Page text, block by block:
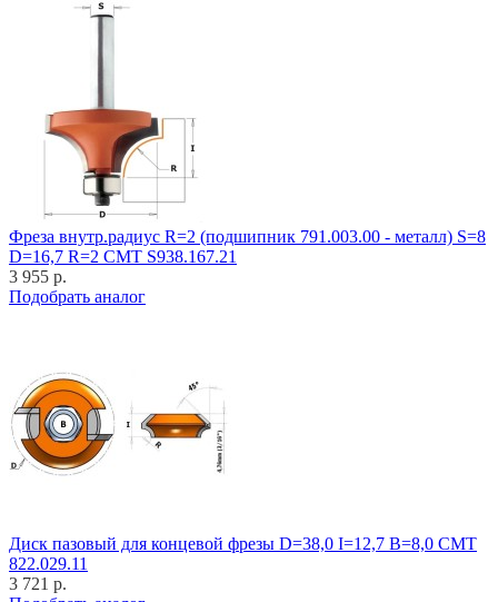
Фреза внутр.радиус R=2 (подшипник 791.003.00 - металл) S=8
D=16,7 R=2 CMT S938.167.21
3 955 р.
Подобрать аналог
Диск пазовый для концевой фрезы D=38,0 I=12,7 B=8,0 CMT
822.029.11
3 721 р.